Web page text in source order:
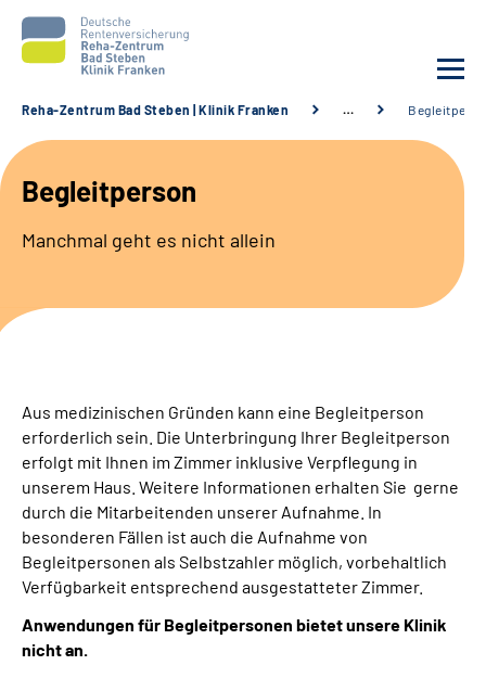
Unsere Klinik
Unsere Angebote
Suche
Leichte Sprache
Gebärdensprache
Reha-Zentrum Bad Steben | Klinik Franken …
Begleitperson
Manchmal geht es nicht allein
Aus medizinischen Gründen kann eine Begleitperson
erforderlich sein. Die Unterbringung Ihrer Begleitperson
erfolgt mit Ihnen im Zimmer inklusive Verpflegung in
unserem Haus. Weitere Informationen erhalten Sie gerne
durch die Mitarbeitenden unserer Aufnahme. In
besonderen Fällen ist auch die Aufnahme von
Begleitpersonen als Selbstzahler möglich, vorbehaltlich
Verfügbarkeit entsprechend ausgestatteter Zimmer.
Anwendungen für Begleitpersonen bietet unsere Klinik
nicht an.